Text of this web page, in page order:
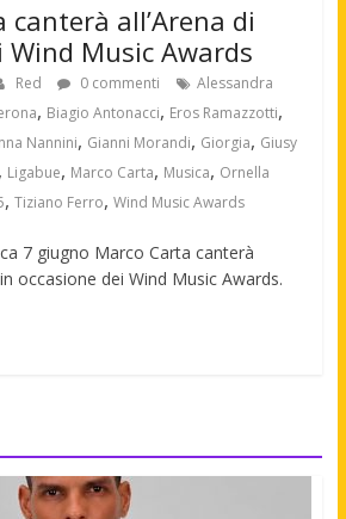
canterà all’Arena di
Wind Music Awards
Red 0 commenti
Alessandra
, Biagio Antonacci, Eros Ramazzotti,
Nannini, Gianni Morandi, Giorgia, Giusy
, Ligabue, Marco Carta, Musica, Ornella
, Tiziano Ferro, Wind Music Awards
7 giugno Marco Carta canterà
occasione dei Wind Music Awards.